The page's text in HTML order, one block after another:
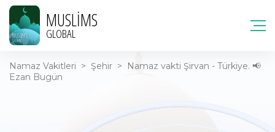
MUSLIMS
GLOBAL
Namaz Vakitleri > Şehir >
Namaz vakti Şirvan - Türkiye. 📢
Ezan Bugün